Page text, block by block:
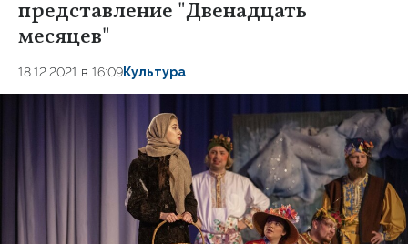
представление "Двенадцать
месяцев"
18.12.2021 в 16:09Культура